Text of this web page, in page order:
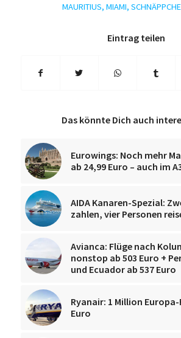
MAURITIUS,MIAMI,
Eintrag teilen
Das könnte Dich auch
Eurowings: Noch mehr
ab 24,99 Euro – auch im
AIDA Kanaren-Spezial:
zahlen, vier Personen
Avianca: Flüge nach
nonstop ab 503 Euro +
und Ecuador ab 537 Euro
Ryanair: 1 Million
Euro